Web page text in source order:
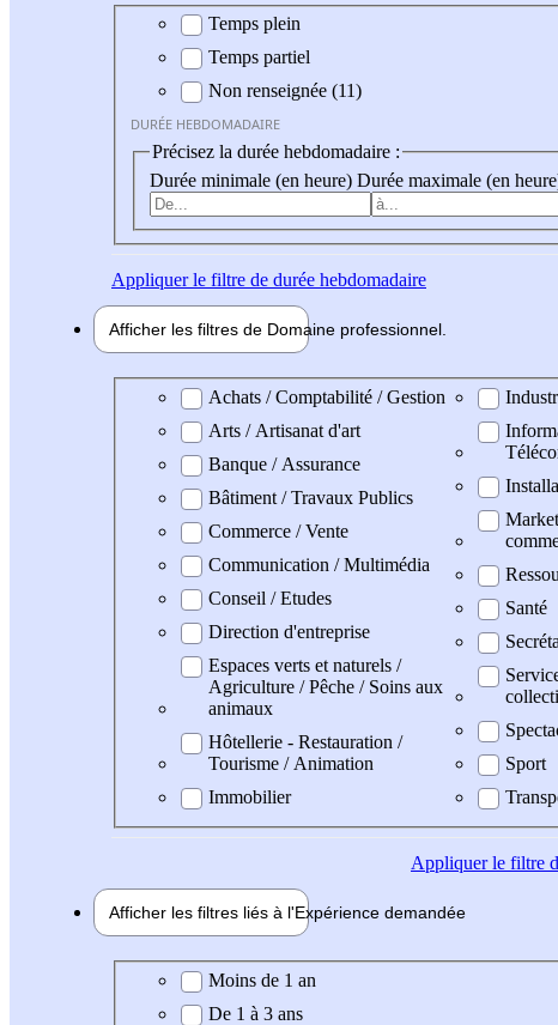
Durée hebdomadaire
Temps plein
Temps partiel
Non renseignée (11)
DURÉE HEBDOMADAIRE
Précisez la durée hebdomadaire :
Durée minimale (en heure) Durée maximale (en
Appliquerle filtre de durée hebdomadaire
Afficher les filtres de Domaine professionnel
Domaine professionel
Achats / Comptabilité / Gestion
Arts / Artisanat d'art
Banque / Assurance
Bâtiment / Travaux Publics
Commerce / Vente
Communication / Multimédia
Conseil / Etudes
Direction d'entreprise
Espaces verts et naturels /
Agriculture / Pêche / Soins aux
animaux
Hôtellerie - Restauration /
Tourisme / Animation
Immobilier
Santé
Sport
Appliquerle filtre
Afficher les filtres liés à l'Expérience demandée
Expérience demandée
Moins de 1 an
De 1 à 3 ans